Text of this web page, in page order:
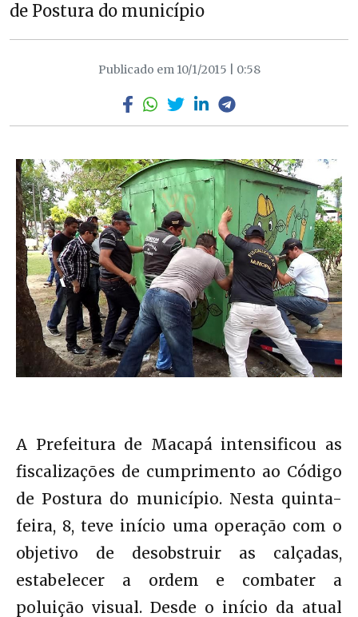
de Postura do município
Publicado em 10/1/2015 | 0:58
A Prefeitura de Macapá intensificou as
fiscalizações de cumprimento ao Código
de Postura do município. Nesta quinta-
feira, 8, teve início uma operação com o
objetivo de desobstruir as calçadas,
estabelecer a ordem e combater a
poluição visual. Desde o início da atual